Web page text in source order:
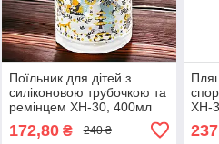
Поїльник для дітей з
силіконовою трубочкою та
ремінцем XH-30, 400мл
172,80₴ 240 ₴
XH-